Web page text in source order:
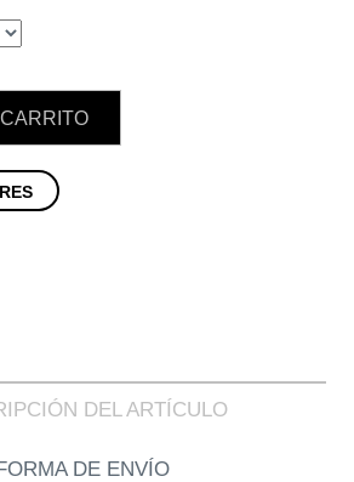
DEL ARTÍCULO
DE ENVÍO